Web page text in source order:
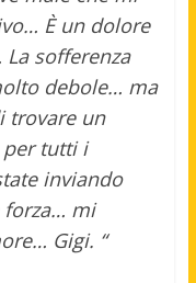
È un dolore
sofferenza
debole… ma
trovare un
tutti i
inviando
forza… mi
Gigi. “